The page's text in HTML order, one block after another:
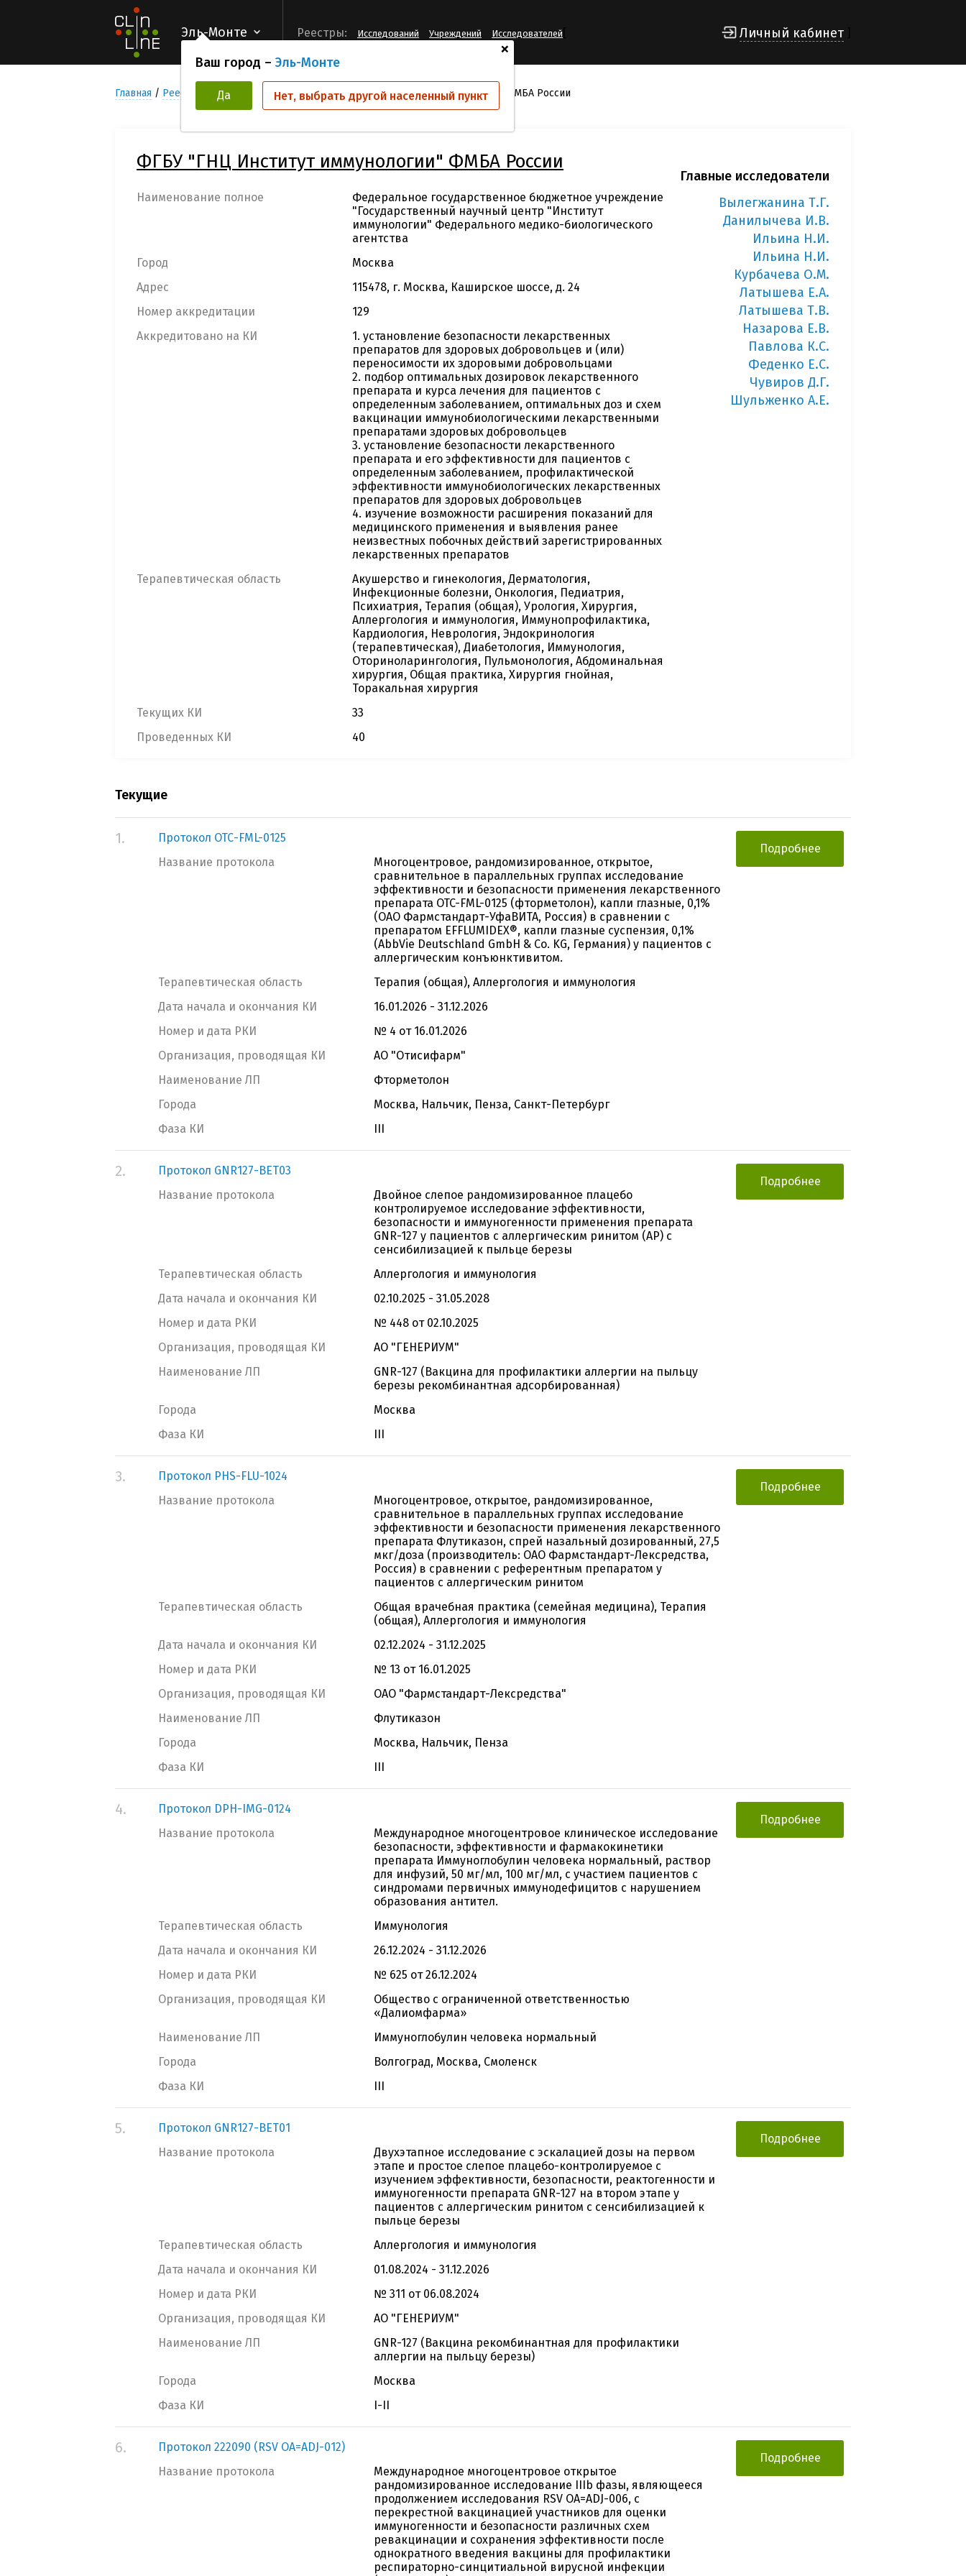
Эль-Монте
+
Ваш город – Эль-Монте
Да Нет, выбрать другой населенный пункт
Реестры: Исследований Учреждений Исследователей Личный кабинет
Главная Реестр Медицинских учреждений ФГБУ "ГНЦ Институт иммунологии" ФМБА России
ФГБУ "ГНЦ Институт иммунологии" ФМБА России
Наименование полное
Федеральное государственное бюджетное учреждение
"Государственный научный центр "Институт
иммунологии" Федерального медико-биологического
агентства
Город
Москва
Адрес
115478, г. Москва, Каширское шоссе, д. 24
Номер аккредитации
129
Аккредитовано на КИ
1. установление безопасности лекарственных
препаратов для здоровых добровольцев и (или)
переносимости их здоровыми добровольцами
2. подбор оптимальных дозировок лекарственного
препарата и курса лечения для пациентов с
определенным заболеванием, оптимальных доз и схем
вакцинации иммунобиологическими лекарственными
препаратами здоровых добровольцев
3. установление безопасности лекарственного
препарата и его эффективности для пациентов с
определенным заболеванием, профилактической
эффективности иммунобиологических лекарственных
препаратов для здоровых добровольцев
4. изучение возможности расширения показаний для
медицинского применения и выявления ранее
неизвестных побочных действий зарегистрированных
лекарственных препаратов
Терапевтическая область
Акушерство и гинекология, Дерматология,
Инфекционные болезни, Онкология, Педиатрия,
Психиатрия, Терапия (общая), Урология, Хирургия,
Аллергология и иммунология, Иммунопрофилактика,
Кардиология, Неврология, Эндокринология
(терапевтическая), Диабетология, Иммунология,
Оториноларингология, Пульмонология, Абдоминальная
хирургия, Общая практика, Хирургия гнойная,
Торакальная хирургия
Текущих КИ
33
Проведенных КИ
40
Главные исследователи
Вылегжанина Т.Г.
Данилычева И.В.
Ильина Н.И.
Ильина Н.И.
Курбачева О.М.
Латышева Е.А.
Латышева Т.В.
Назарова Е.В.
Павлова К.С.
Феденко Е.С.
Чувиров Д.Г.
Шульженко А.Е.
Текущие
1.
Протокол ОТС-FML-0125
Название протокола
Многоцентровое, рандомизированное, открытое,
сравнительное в параллельных группах исследование
эффективности и безопасности применения лекарственного
препарата OTC-FML-0125 (фторметолон), капли глазные, 0,1%
(ОАО Фармстандарт-УфаВИТА, Россия) в сравнении с
препаратом EFFLUMIDEX®, капли глазные суспензия, 0,1%
(AbbVie Deutschland GmbH & Co. KG, Германия) у пациентов с
аллергическим конъюнктивитом.
Терапевтическая область
Терапия (общая), Аллергология и иммунология
Дата начала и окончания КИ
16.01.2026 - 31.12.2026
Номер и дата РКИ
№ 4 от 16.01.2026
Организация, проводящая КИ
АО "Отисифарм"
Наименование ЛП
Фторметолон
Города
Москва, Нальчик, Пенза, Санкт-Петербург
Фаза КИ
III
Подробнее
2.
Протокол GNR127-BET03
Название протокола
Двойное слепое рандомизированное плацебо
контролируемое исследование эффективности,
безопасности и иммуногенности применения препарата
GNR-127 у пациентов с аллергическим ринитом (АР) с
сенсибилизацией к пыльце березы
Терапевтическая область
Аллергология и иммунология
Дата начала и окончания КИ
02.10.2025 - 31.05.2028
Номер и дата РКИ
№ 448 от 02.10.2025
Организация, проводящая КИ
АО "ГЕНЕРИУМ"
Наименование ЛП
GNR-127 (Вакцина для профилактики аллергии на пыльцу
березы рекомбинантная адсорбированная)
Города
Москва
Фаза КИ
III
Подробнее
3.
Протокол PHS-FLU-1024
Название протокола
Многоцентровое, открытое, рандомизированное,
сравнительное в параллельных группах исследование
эффективности и безопасности применения лекарственного
препарата Флутиказон, спрей назальный дозированный, 27,5
мкг/доза (производитель: ОАО Фармстандарт-Лексредства,
Россия) в сравнении с референтным препаратом у
пациентов с аллергическим ринитом
Терапевтическая область
Общая врачебная практика (семейная медицина), Терапия
(общая), Аллергология и иммунология
Дата начала и окончания КИ
02.12.2024 - 31.12.2025
Номер и дата РКИ
№ 13 от 16.01.2025
Организация, проводящая КИ
ОАО "Фармстандарт-Лексредства"
Наименование ЛП
Флутиказон
Города
Москва, Нальчик, Пенза
Фаза КИ
III
Подробнее
4.
Протокол DPH-IMG-0124
Название протокола
Международное многоцентровое клиническое исследование
безопасности, эффективности и фармакокинетики
препарата Иммуноглобулин человека нормальный, раствор
для инфузий, 50 мг/мл, 100 мг/мл, с участием пациентов с
синдромами первичных иммунодефицитов с нарушением
образования антител.
Терапевтическая область
Иммунология
Дата начала и окончания КИ
26.12.2024 - 31.12.2026
Номер и дата РКИ
№ 625 от 26.12.2024
Организация, проводящая КИ
Общество с ограниченной ответственностью
«Далиомфарма»
Наименование ЛП
Иммуноглобулин человека нормальный
Города
Волгоград, Москва, Смоленск
Фаза КИ
III
Подробнее
5.
Протокол GNR127-BET01
Название протокола
Двухэтапное исследование с эскалацией дозы на первом
этапе и простое слепое плацебо-контролируемое с
изучением эффективности, безопасности, реактогенности и
иммуногенности препарата GNR-127 на втором этапе у
пациентов с аллергическим ринитом с сенсибилизацией к
пыльце березы
Терапевтическая область
Аллергология и иммунология
Дата начала и окончания КИ
01.08.2024 - 31.12.2026
Номер и дата РКИ
№ 311 от 06.08.2024
Организация, проводящая КИ
АО "ГЕНЕРИУМ"
Наименование ЛП
GNR-127 (Вакцина рекомбинантная для профилактики
аллергии на пыльцу березы)
Города
Москва
Фаза КИ
I-II
Подробнее
6.
Протокол 222090 (RSV OA=ADJ-012)
Название протокола
Международное многоцентровое открытое
рандомизированное исследование IIIb фазы, являющееся
продолжением исследования RSV OA=ADJ-006, с
перекрестной вакцинацией участников для оценки
иммуногенности и безопасности различных схем
ревакцинации и сохранения эффективности после
однократного введения вакцины для профилактики
респираторно-синцитиальной вирусной инфекции
Подробнее